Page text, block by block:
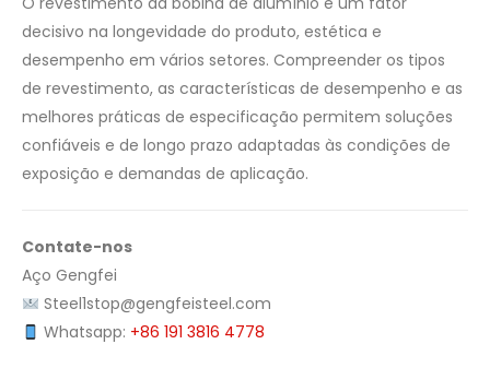
decisivo na longevidade do produto, estética e
desempenho em vários setores. Compreender os tipos
de revestimento, as características de desempenho e as
melhores práticas de especificação permitem soluções
confiáveis e de longo prazo adaptadas às condições de
exposição e demandas de aplicação.
Contate-nos
Aço Gengfei
Steel1stop@gengfeisteel.com
Whatsapp: +86 191 3816 4778